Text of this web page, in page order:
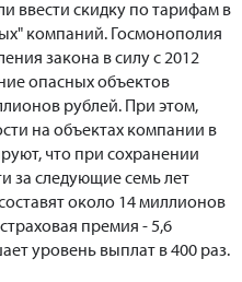
ввести скидку по тарифам в
компаний. Госмонополия
закона в силу с 2012
опасных объектов
рублей. При этом,
на объектах компании в
что при сохранении
за следующие семь лет
около 14 миллионов
премия - 5,6
уровень выплат в 400 раз.